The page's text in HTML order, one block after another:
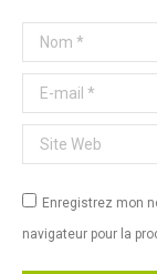
Nom *
E-mail *
Site Web
Enregistrez mon
navigateur pour la